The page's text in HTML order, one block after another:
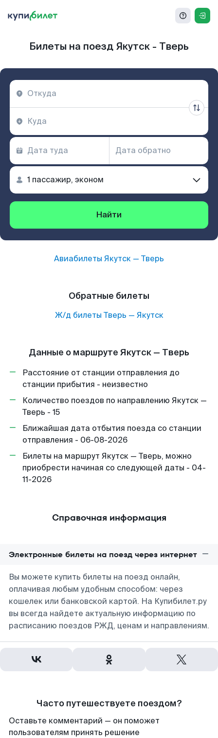
Билеты на поезд Якутск - Тверь
Найти
Авиабилеты Якутск — Тверь
Обратные билеты
Ж/д билеты Тверь — Якутск
Данные о маршруте Якутск — Тверь
Расстояние от станции отправления до
станции прибытия - неизвестно
Количество поездов по направлению Якутск —
Тверь - 15
Ближайшая дата отбытия поезда со станции
отправления - 06-08-2026
Билеты на маршрут Якутск — Тверь, можно
приобрести начиная со следующей даты - 04-
11-2026
Справочная информация
Электронные билеты на поезд через интернет
Вы можете купить билеты на поезд онлайн,
оплачивая любым удобным способом: через
кошелек или банковской картой. На Купибилет.ру
вы всегда найдете актуальную информацию по
расписанию поездов РЖД, ценам и направлениям.
Часто путешествуете поездом?
Оставьте комментарий — он поможет
пользователям принять решение